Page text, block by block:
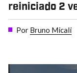
reiniciado 2
Por Bruno Micali